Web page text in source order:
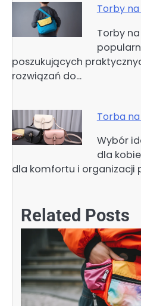
Torby
Torby
poszukujących
rozwiązań do…
Torba
Wybór
dla
dla komfortu i organizacji
Related Posts